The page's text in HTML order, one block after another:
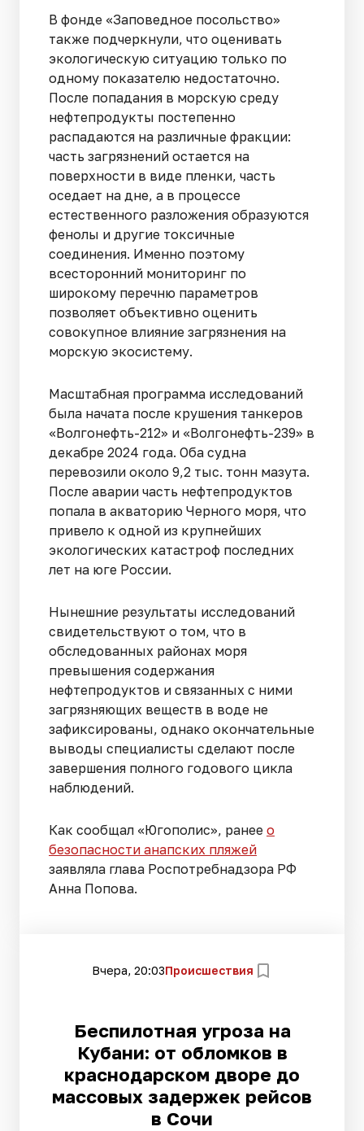
В фонде «Заповедное посольство»
также подчеркнули, что оценивать
экологическую ситуацию только по
одному показателю недостаточно.
После попадания в морскую среду
нефтепродукты постепенно
распадаются на различные фракции:
часть загрязнений остается на
поверхности в виде пленки, часть
оседает на дне, а в процессе
естественного разложения образуются
фенолы и другие токсичные
соединения. Именно поэтому
всесторонний мониторинг по
широкому перечню параметров
позволяет объективно оценить
совокупное влияние загрязнения на
морскую экосистему.
Масштабная программа исследований
была начата после крушения танкеров
«Волгонефть-212» и «Волгонефть-239» в
декабре 2024 года. Оба судна
перевозили около 9,2 тыс. тонн мазута.
После аварии часть нефтепродуктов
попала в акваторию Черного моря, что
привело к одной из крупнейших
экологических катастроф последних
лет на юге России.
Нынешние результаты исследований
свидетельствуют о том, что в
обследованных районах моря
превышения содержания
нефтепродуктов и связанных с ними
загрязняющих веществ в воде не
зафиксированы, однако окончательные
выводы специалисты сделают после
завершения полного годового цикла
наблюдений.
Как сообщал «Югополис», ранее о
безопасности анапских пляжей
заявляла глава Роспотребнадзора РФ
Анна Попова.
Вчера, 20:03Происшествия
Беспилотная угроза на
Кубани: от обломков в
краснодарском дворе до
массовых задержек рейсов
в Сочи